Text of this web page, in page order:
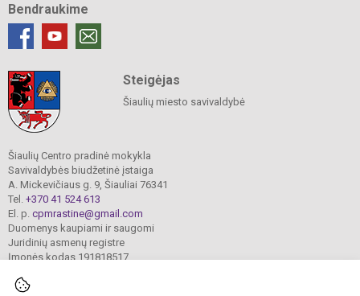
Bendraukime
Steigėjas
Šiaulių miesto savivaldybė
Šiaulių Centro pradinė mokykla
Savivaldybės biudžetinė įstaiga
A. Mickevičiaus g. 9, Šiauliai 76341
Tel. +370 41 524 613
El. p. cpmrastine@gmail.com
Duomenys kaupiami ir saugomi
Juridinių asmenų registre
Įmonės kodas 191818517